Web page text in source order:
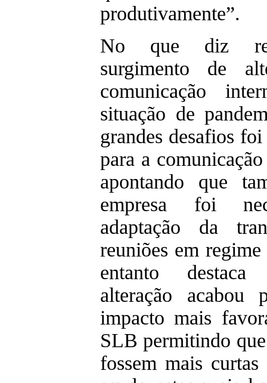
produtivamente”.
No que diz
surgimento de
comunicação
situação de
grandes desafios foi
para a
apontando que
empresa foi
adaptação da
reuniões em
entanto
alteração
impacto mais
SLB permitindo
fossem mais